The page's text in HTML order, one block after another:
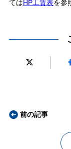
てはHP工賃表を参
前の記事